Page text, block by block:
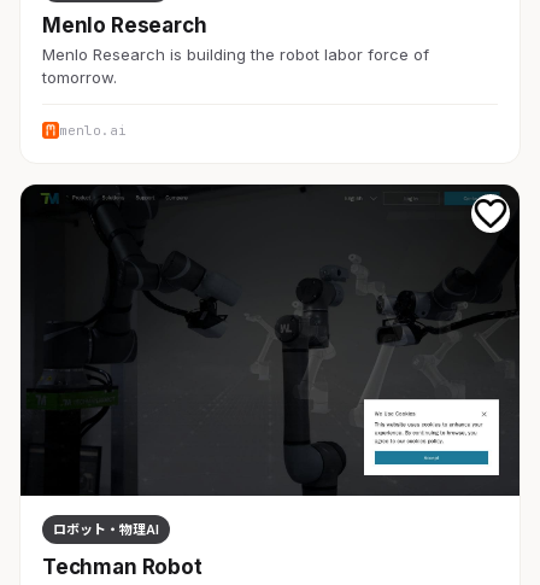
Menlo Research
Menlo Research is building the robot labor force of
tomorrow.
menlo.ai
ロボット・物理AI
Techman Robot